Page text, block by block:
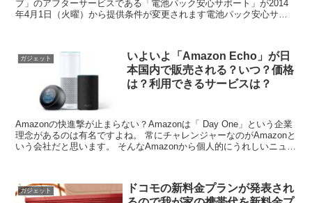
ブ」のアフターサービスである「電池パック安心サポート」が2014
年4月1日（火曜）から提供条件が変更されます電池パック安心サポ
ガジェット
いよいよ「Amazon Echo」が日
本国内で販売される？いつ？価格
は？利用できるサービスは？
Amazonの快進撃が止まらない？Amazonは「 Day One」という企業
理念があるのは有名ですよね。 常にチャレンジャーなのがAmazonと
いう会社だと思います。 そんなAmazonから個人的にうれしいニュー
ガジェット
ドコモの新料金プランが発表され